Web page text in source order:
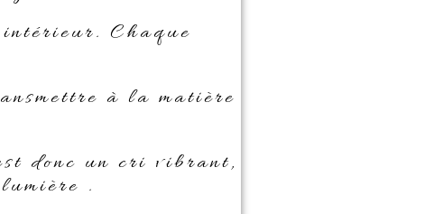
intérieur. Chaque
à la matière
donc un cri vibrant,
.